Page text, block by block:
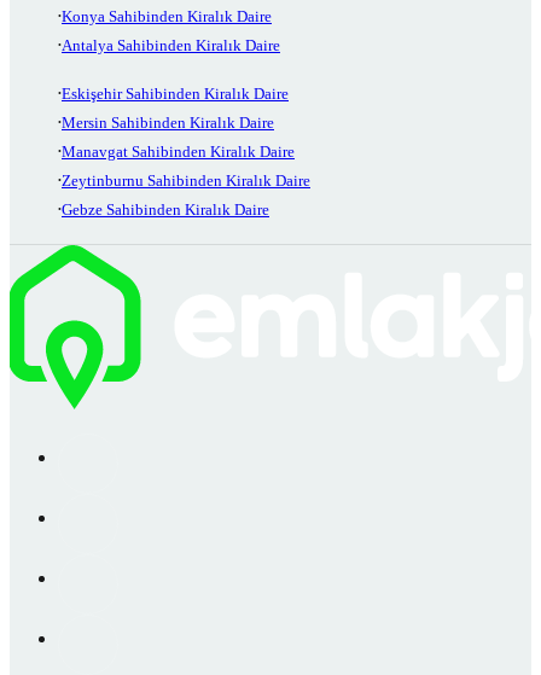
Konya Sahibinden Kiralık Daire
Antalya Sahibinden Kiralık Daire
Eskişehir Sahibinden Kiralık Daire
Mersin Sahibinden Kiralık Daire
Manavgat Sahibinden Kiralık Daire
Zeytinburnu Sahibinden Kiralık Daire
Gebze Sahibinden Kiralık Daire